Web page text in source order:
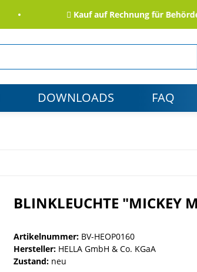
Kauf auf Rechnung für Behörden
DOWNLOADS FAQ
BLINKLEUCHTE "MICKEY
Artikelnummer: BV-HEOP0160
Hersteller: HELLA GmbH & Co. KGaA
Zustand: neu